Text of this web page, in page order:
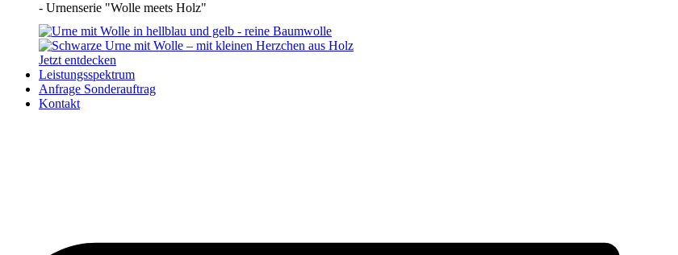
- Urnenserie "Wolle meets Holz"
Jetzt entdecken
Leistungsspektrum
Anfrage Sonderauftrag
Kontakt